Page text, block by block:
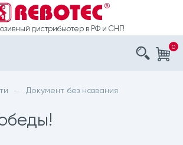
дистрибьютер в РФ и СНГ!
0
— Документ без названия